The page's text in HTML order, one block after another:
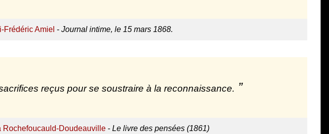
Frédéric Amiel - Journal intime, le 15 mars 1868.
reçus pour se soustraire à la reconnaissance.
Rochefoucauld-Doudeauville- Le livre des pensées (1861)